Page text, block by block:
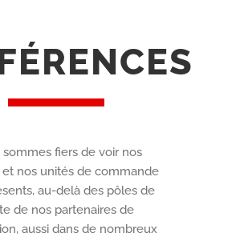
sommes fiers de voir nos
et nos unités de commande
au-delà des pôles de
de nos partenaires de
aussi dans de nombreux